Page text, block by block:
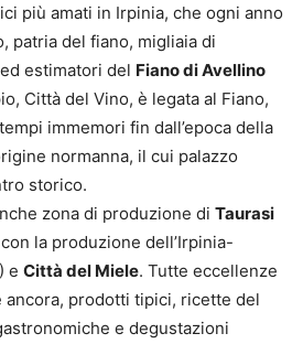
più amati in Irpinia, che ogni anno
patria del fiano, migliaia di
estimatori del Fiano di Avellino
Città del Vino, è legata al Fiano,
immemori fin dall’epoca della
normanna, il cui palazzo
storico.
zona di produzione di Taurasi
la produzione dell’Irpinia-
e Città del Miele. Tutte eccellenze
ancora, prodotti tipici, ricette del
e degustazioni